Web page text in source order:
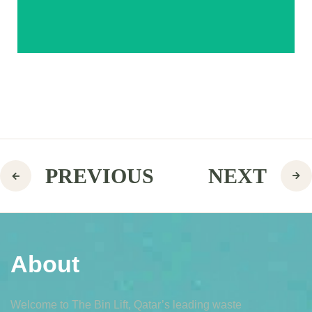
PREVIOUS NEXT
About
Welcome to The Bin Lift, Qatar’s leading waste